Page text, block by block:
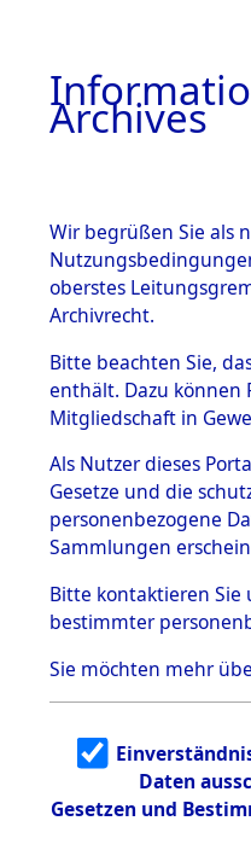
BESTÄNDE
1.
mente
5. Verschiedenes
5.3
Todesmärsche
5.3.1 Alliierte
Erhebungen
zu
Todesmärsch
en
5.3.2
Identifizierun
g
5.3.3
Todesmärsch
Archives
Wir begrüßen Sie als
oberstes
Archivrecht.
Bitte beachten Sie,
enthält. Dazu können
Mitgliedschaft in
Als Nutzer dieses
Gesetze und die
personenbezogene
Sammlungen
Bitte kontaktieren Sie
bestimmter
Sie möchten mehr
Daten
Gesetzen und